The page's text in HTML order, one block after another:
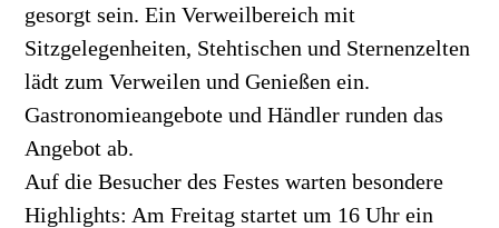
gesorgt sein. Ein Verweilbereich mit
Sitzgelegenheiten, Stehtischen und Sternenzelten
lädt zum Verweilen und Genießen ein.
Gastronomieangebote und Händler runden das
Angebot ab.
Auf die Besucher des Festes warten besondere
Highlights: Am Freitag startet um 16 Uhr ein